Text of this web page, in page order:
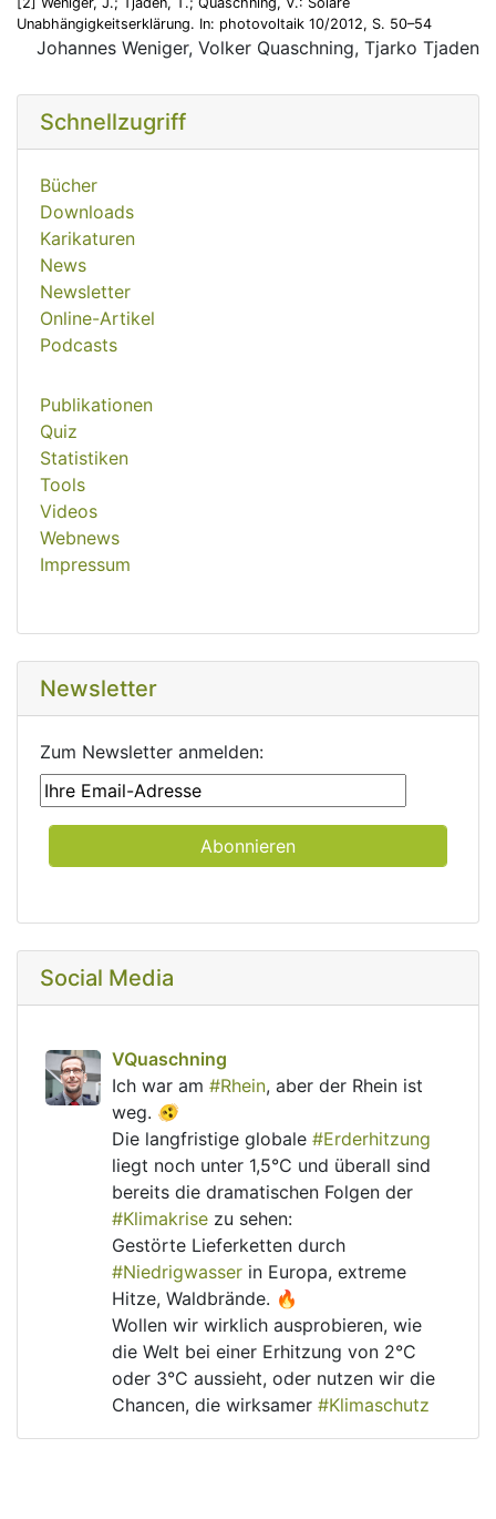
Unabhängigkeitserklärung. In: photovoltaik 10/2012, S. 50–54
Johannes Weniger, Volker Quaschning, Tjarko Tjaden
Schnellzugriff
Bücher
Downloads
Karikaturen
News
Newsletter
Online-Artikel
Podcasts
Publikationen
Quiz
Statistiken
Tools
Videos
Webnews
Impressum
Newsletter
Zum Newsletter anmelden:
Social Media
VQuaschning avatar
VQuaschning
Ich war am #Rhein, aber der Rhein ist
weg. 🫨
Die langfristige globale #Erderhitzung
liegt noch unter 1,5°C und überall sind
#Klimakrise zu sehen:
#Niedrigwasser in Europa, extreme
Hitze, Waldbrände. 🔥
Wollen wir wirklich ausprobieren, wie
die Welt bei einer Erhitzung von 2°C
oder 3°C aussieht, oder nutzen wir die
Chancen, die wirksamer #Klimaschutz